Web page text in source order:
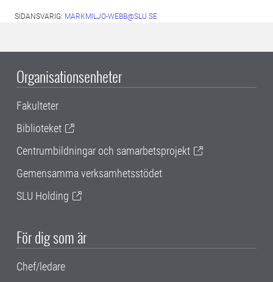
SIDANSVARIG: MARKMILJO-WEBB@SLU.SE
Organisationsenheter
Fakulteter
Biblioteket
Centrumbildningar och samarbetsprojekt
Gemensamma verksamhetsstödet
SLU Holding
För dig som är
Chef/ledare